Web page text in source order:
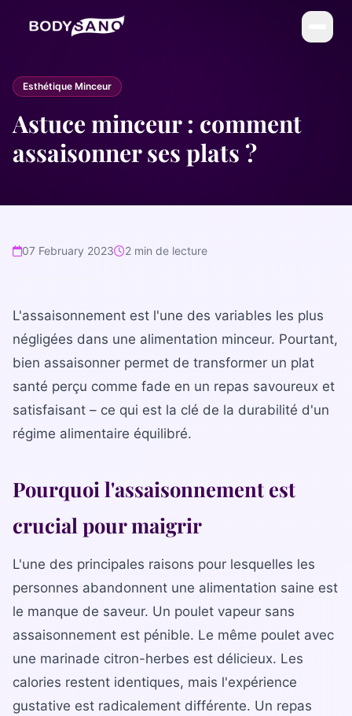
DIÉTÉTIQUE
La Méthode BodySano
Calories par activité
Calories par aliment
Soins esthétiques
La gamme complète
La Diet Box
Devenez franchisé(e)
Reconversion professionnelle
Nos centres
Contact
Esthétique Minceur
Astuce minceur : comment
assaisonner ses plats ?
07 February 2023 2 min de lecture
L'assaisonnement est l'une des variables les plus
négligées dans une alimentation minceur. Pourtant,
bien assaisonner permet de transformer un plat
santé perçu comme fade en un repas savoureux et
satisfaisant – ce qui est la clé de la durabilité d'un
régime alimentaire équilibré.
Pourquoi l'assaisonnement est
crucial pour maigrir
L'une des principales raisons pour lesquelles les
personnes abandonnent une alimentation saine est
le manque de saveur. Un poulet vapeur sans
assaisonnement est pénible. Le même poulet avec
une marinade citron-herbes est délicieux. Les
calories restent identiques, mais l'expérience
gustative est radicalement différente. Un repas